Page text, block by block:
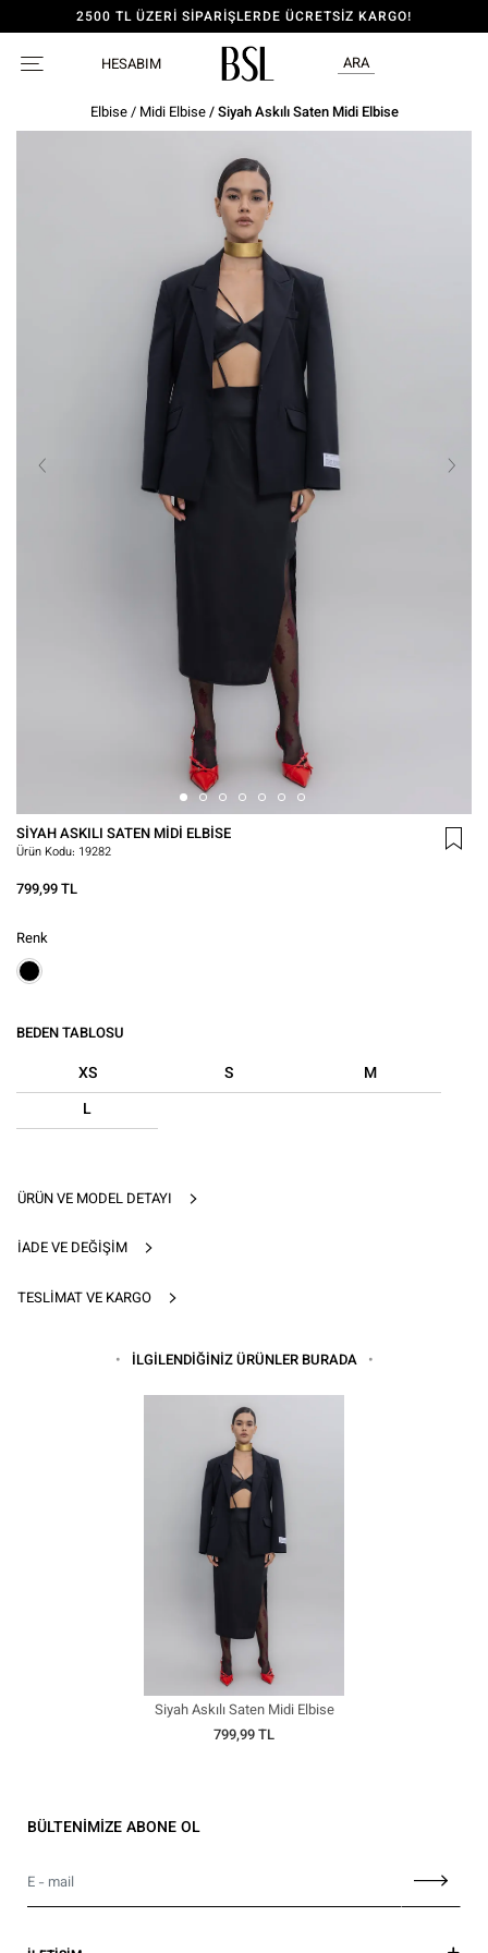
2500 TL ÜZERİ SİPARİŞLERDE ÜCRETSİZ KARGO!
HESABIM ARA
ÜRÜN VE MODEL DETAYI
İADE VE DEĞIŞIM
TESLIMAT VE KARGO
Elbise/ Midi Elbise/ Siyah Askılı Saten Midi Elbise
SIYAH ASKILI SATEN MIDI ELBISE
Ürün Kodu: 19282
799,99 TL
Renk
BEDEN TABLOSU
XS S
M
L
İLGİLENDİĞİNİZ ÜRÜNLER BURADA
Siyah Askılı Saten Midi Elbise
799,99 TL
BÜLTENİMİZE ABONE OL